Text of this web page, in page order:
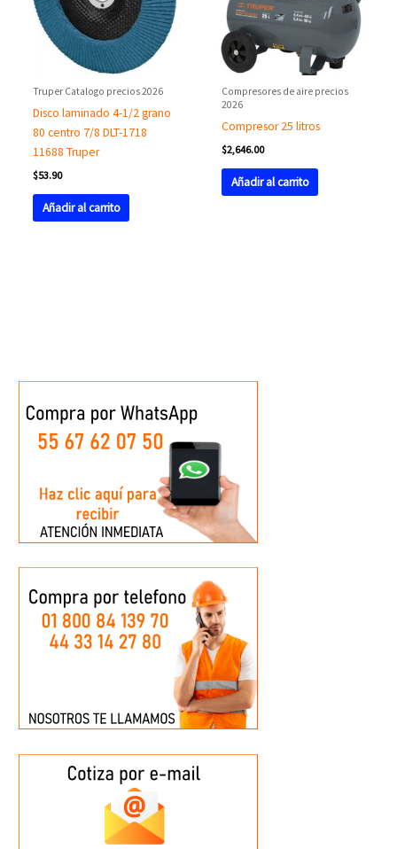
Truper Catalogo precios 2026
Disco laminado 4-1/2 grano
80 centro 7/8 DLT-1718
11688 Truper
$53.90
Añadir al carrito
Compresores de aire precios
2026
Compresor 25 litros
$2,646.00
Añadir al carrito